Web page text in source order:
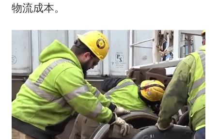
物流成本。